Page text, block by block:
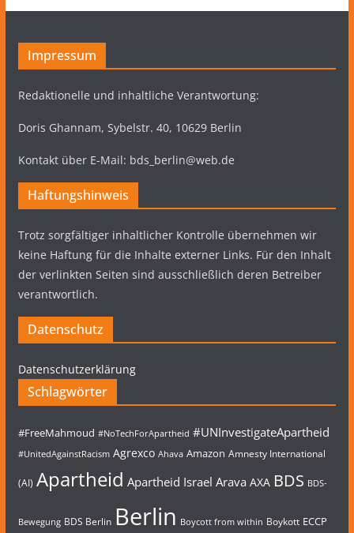
Impressum
Redaktionelle und inhaltliche Verantwortung:
Doris Ghannam, Sybelstr. 40, 10629 Berlin
Kontakt über E-Mail: bds_berlin@web.de
Haftungshinweis
Trotz sorgfältiger inhaltlicher Kontrolle übernehmen wir
keine Haftung für die Inhalte externer Links. Für den Inhalt
der verlinkten Seiten sind ausschließlich deren Betreiber
verantwortlich.
Datenschutz
Datenschutzerklärung
Schlagwörter
#FreeMahmoud #NoTechForApartheid #UNInvestigateApartheid
#UnitedAgainstRacism Agrexco Ahava Amazon Amnesty International
(AI) Apartheid Apartheid Israel Arava AXA BDS BDS-
Bewegung BDS Berlin Berlin Boycott from within Boykott ECCP